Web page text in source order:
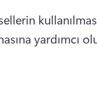
yardımcı